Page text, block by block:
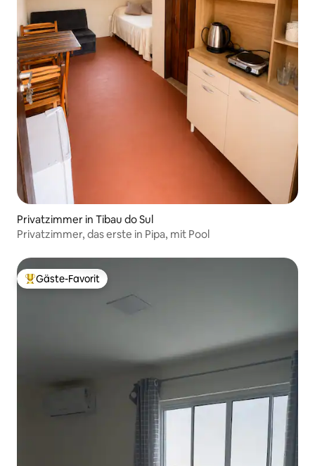
Privatzimmer in Tibau do Sul
Privatzimmer, das erste in Pipa, mit Pool
Beliebter Gäste-Favorit.
Gäste-Favorit